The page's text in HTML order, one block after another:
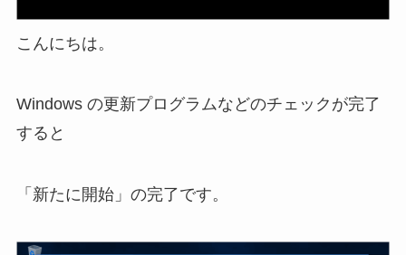
こんにちは。
Windows の更新プログラムなどのチェックが完了
すると
「新たに開始」の完了です。